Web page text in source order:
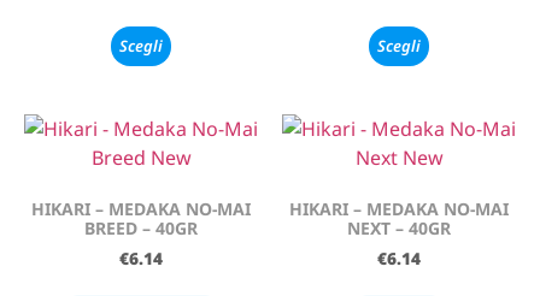
Scegli Scegli
HIKARI – MEDAKA NO-MAI
BREED – 40GR
€6.14
HIKARI – MEDAKA NO-MAI
NEXT – 40GR
€6.14